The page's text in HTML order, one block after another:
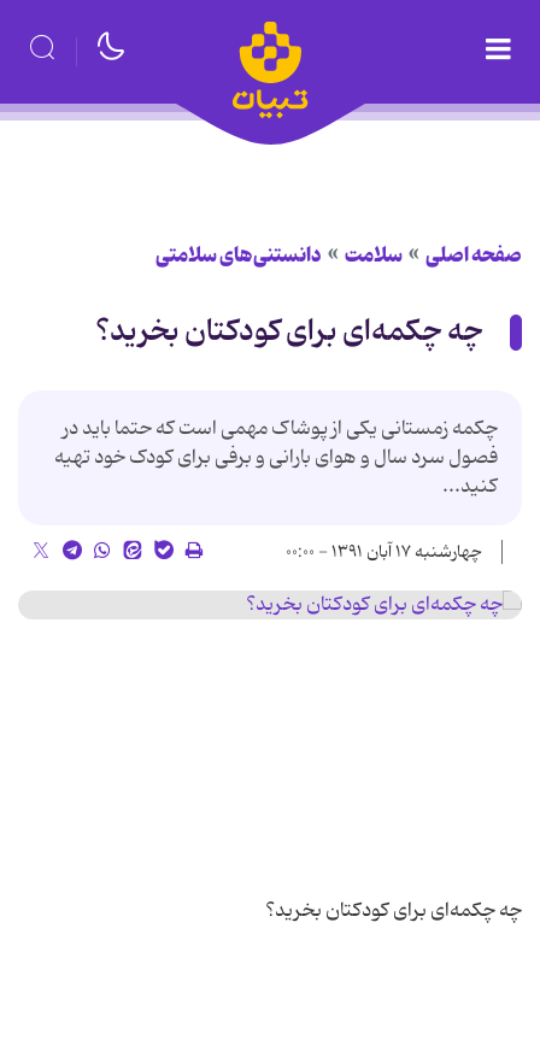
صفحه اصلی سلامت دانستنی‌های سلامتی
چه چکمه‌ای برای کودکتان بخرید؟
چکمه زمستانی یکی از پوشاک مهمی است که حتما باید در
فصول سرد سال و هوای بارانی و برفی برای کودک خود تهیه
کنید...
چهارشنبه ۱۷ آبان ۱۳۹۱ - ۰۰:۰۰